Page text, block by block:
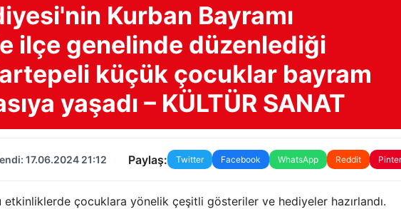
Kurban Bayramı
ilçe genelinde düzenlediği
küçük çocuklar bayram
yaşadı – KÜLTÜR SANAT
17.06.2024 21:12 Paylaş: Twitter Facebook WhatsApp Reddit
etkinliklerde çocuklara yönelik çeşitli gösteriler ve hediyeler hazırlandı.